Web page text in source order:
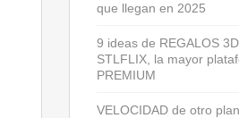
que llegan en 2025
9 ideas de REGALOS
STLFLIX, la mayor
PREMIUM
VELOCIDAD de otro